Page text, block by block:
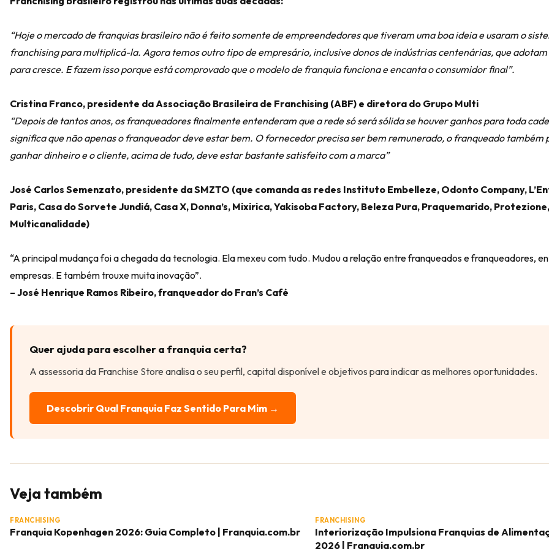
“Hoje o mercado de franquias brasileiro não é feito somente de empreendedores que tiveram uma boa ideia e usaram o
franchising para multiplicá-la. Agora temos outro tipo de empresário, inclusive donos de indústrias centenárias, que
para cresce. E fazem isso porque está comprovado que o modelo de franquia funciona e encanta o consumidor final”.
Cristina Franco, presidente da Associação Brasileira de Franchising (ABF) e diretora do Grupo Multi
“Depois de tantos anos, os franqueadores finalmente entenderam que a rede só será sólida se houver ganhos para toda
significa que não apenas o franqueador deve estar bem. O fornecedor precisa ser bem remunerado, o franqueado também
ganhar dinheiro e o cliente, acima de tudo, deve estar bastante satisfeito com a marca”
José Carlos Semenzato, presidente da SMZTO (que comanda as redes Instituto Embelleze, Odonto Company,
Paris, Casa do Sorvete Jundiá, Casa X, Donna’s, Mixirica, Yakisoba Factory, Beleza Pura, Praquemarido, Protezione,
Multicanalidade)
“A principal mudança foi a chegada da tecnologia. Ela mexeu com tudo. Mudou a relação entre franqueados e franqueadores,
empresas. E também trouxe muita inovação”.
– José Henrique Ramos Ribeiro, franqueador do Fran’s Café
Quer ajuda para escolher a franquia certa?
A assessoria da Franchise Store analisa o seu perfil, capital disponível e objetivos para indicar as melhores oportunidades.
Descobrir Qual Franquia Faz Sentido Para Mim →
Veja também
FRANCHISING
Franquia Kopenhagen 2026: Guia Completo | Franquia.com.br
FRANCHISING
Interiorização Impulsiona Franquias de
2026 | Franquia.com.br